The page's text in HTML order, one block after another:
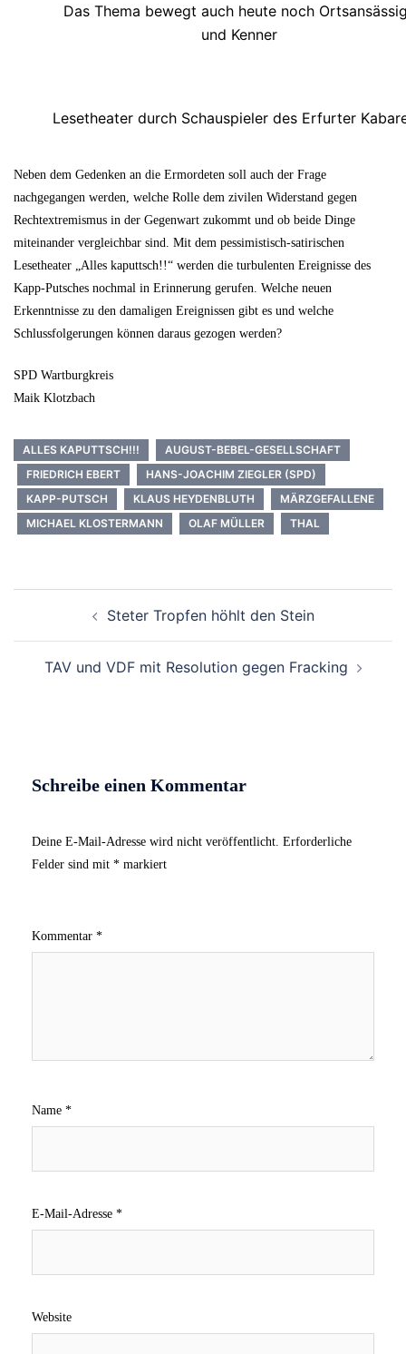
Das Thema bewegt auch heute noch
und Kenner
Lesetheater durch Schauspieler des Erfurter
Neben dem Gedenken an die Ermordeten soll auch der Frage
nachgegangen werden, welche Rolle dem zivilen Widerstand gegen
Rechtextremismus in der Gegenwart zukommt und ob beide Dinge
miteinander vergleichbar sind. Mit dem pessimistisch-satirischen
Lesetheater „Alles kaputtsch!!“ werden die turbulenten Ereignisse des
Kapp-Putsches nochmal in Erinnerung gerufen. Welche neuen
Erkenntnisse zu den damaligen Ereignissen gibt es und welche
Schlussfolgerungen können daraus gezogen werden?
SPD Wartburgkreis
Maik Klotzbach
ALLES KAPUTTSCH!!!
AUGUST-BEBEL-GESELLSCHAFT
FRIEDRICH EBERT
HANS-JOACHIM ZIEGLER (SPD)
KAPP-PUTSCH
KLAUS HEYDENBLUTH
MÄRZGEFALLENE
MICHAEL KLOSTERMANN
OLAF MÜLLER THAL
NavigationSteter Tropfen höhlt den Stein
TAV und VDF mit Resolution gegen Fracking
Schreibe einen Kommentar
Deine E-Mail-Adresse wird nicht veröffentlicht. Erforderliche
Felder sind mit * markiert
Kommentar *
Name *
E-Mail-Adresse *
Website